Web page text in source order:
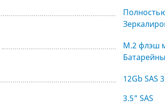
M.2 флэш
12Gb SAS
3.5" SAS